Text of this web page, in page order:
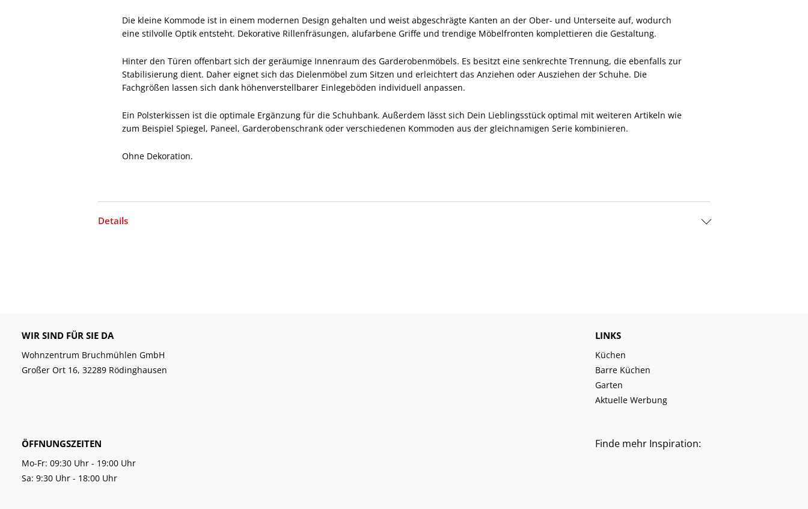
Die kleine Kommode ist in einem modernen Design gehalten und weist abgeschrägte Kanten an der Ober- und Unterseite auf, wodurch
eine stilvolle Optik entsteht. Dekorative Rillenfräsungen, alufarbene Griffe und trendige Möbelfronten komplettieren die Gestaltung.
Hinter den Türen offenbart sich der geräumige Innenraum des Garderobenmöbels. Es besitzt eine senkrechte Trennung, die ebenfalls zur
Stabilisierung dient. Daher eignet sich das Dielenmöbel zum Sitzen und erleichtert das Anziehen oder Ausziehen der Schuhe. Die
Fachgrößen lassen sich dank höhenverstellbarer Einlegeböden individuell anpassen.
Ein Polsterkissen ist die optimale Ergänzung für die Schuhbank. Außerdem lässt sich Dein Lieblingsstück optimal mit weiteren Artikeln wie
zum Beispiel Spiegel, Paneel, Garderobenschrank oder verschiedenen Kommoden aus der gleichnamigen Serie kombinieren.
Ohne Dekoration.
Details
WIR SIND FÜR SIE DA
Wohnzentrum Bruchmühlen GmbH
Großer Ort 16, 32289 Rödinghausen
LINKS
Küchen
Barre Küchen
Garten
Aktuelle Werbung
ÖFFNUNGSZEITEN
Mo-Fr: 09:30 Uhr - 19:00 Uhr
Sa: 9:30 Uhr - 18:00 Uhr
Finde mehr Inspiration: